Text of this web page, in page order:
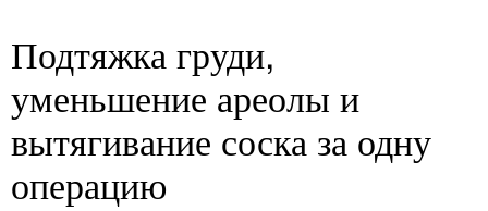
Подтяжка груди,
уменьшение ареолы и
вытягивание соска за одну
операцию